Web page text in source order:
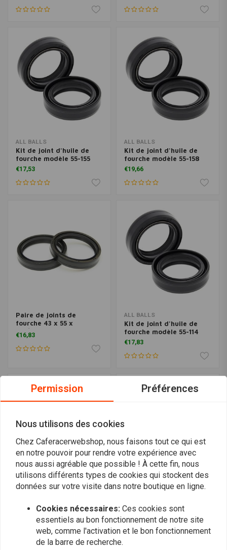
ALL BALLS
Kit de joint d'huile de
fourche modèle 55-155
€17,53
ALL BALLS
Kit de joint d'huile de
fourche modèle 55-158
€19,66
Paire de joints de
fourche 43 x 55 x
9,5/10MM DCY
€16,83
ALL BALLS
Kit de joint d'huile de
fourche modèle 55-114
€17,83
Paire de joints de
€26,11
ATHENA
d'axe de fourche avant
Permission Préférences
Nous utilisons des cookies
Chez Caferacerwebshop, nous faisons tout ce qui est
en notre pouvoir pour rendre votre expérience avec
nous aussi agréable que possible ! À cette fin, nous
utilisons différents types de cookies qui stockent des
données sur votre visite dans notre boutique en ligne.
Cookies nécessaires: Ces cookies sont
essentiels au bon fonctionnement de notre site
web, comme l'activation et le bon fonctionnement
de la barre de recherche.